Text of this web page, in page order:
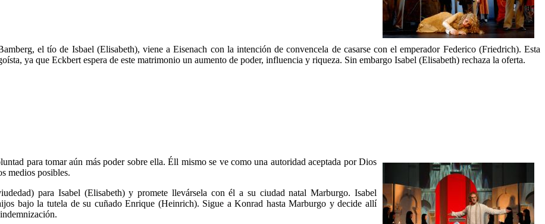
el tío de Isbael (Elisabeth), viene a Eisenach con la intención de convencela de casarse con el emperador Federico (Friedrich). Esta
ya que Eckbert espera de este matrimonio un aumento de poder, influencia y riqueza. Sin embargo Isabel (Elisabeth) rechaza la oferta.
para tomar aún más poder sobre ella. Éll mismo se ve como una autoridad aceptada por Dios
medios posibles.
para Isabel (Elisabeth) y promete llevársela con él a su ciudad natal Marburgo. Isabel
bajo la tutela de su cuñado Enrique (Heinrich). Sigue a Konrad hasta Marburgo y decide allí